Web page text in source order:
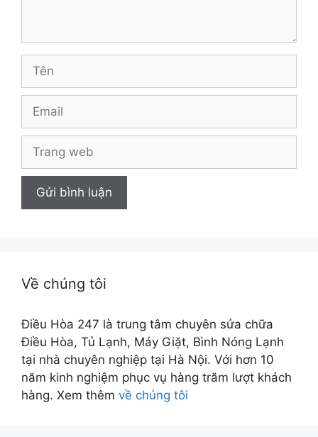
web
Về chúng tôi
Điều Hòa 247 là trung tâm chuyên sửa chữa
Điều Hòa, Tủ Lạnh, Máy Giặt, Bình Nóng Lạnh
tại nhà chuyên nghiệp tại Hà Nội. Với hơn 10
năm kinh nghiệm phục vụ hàng trăm lượt khách
hàng. Xem thêm về chúng tôi